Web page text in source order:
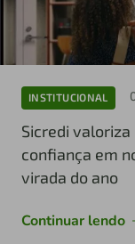
INSTITUCIONAL
Sicredi
confiança em
virada do ano
Continuar lendo